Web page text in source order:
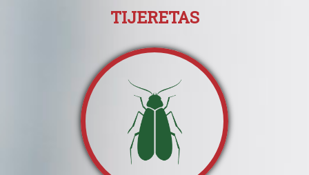
TIJERETAS
FRA